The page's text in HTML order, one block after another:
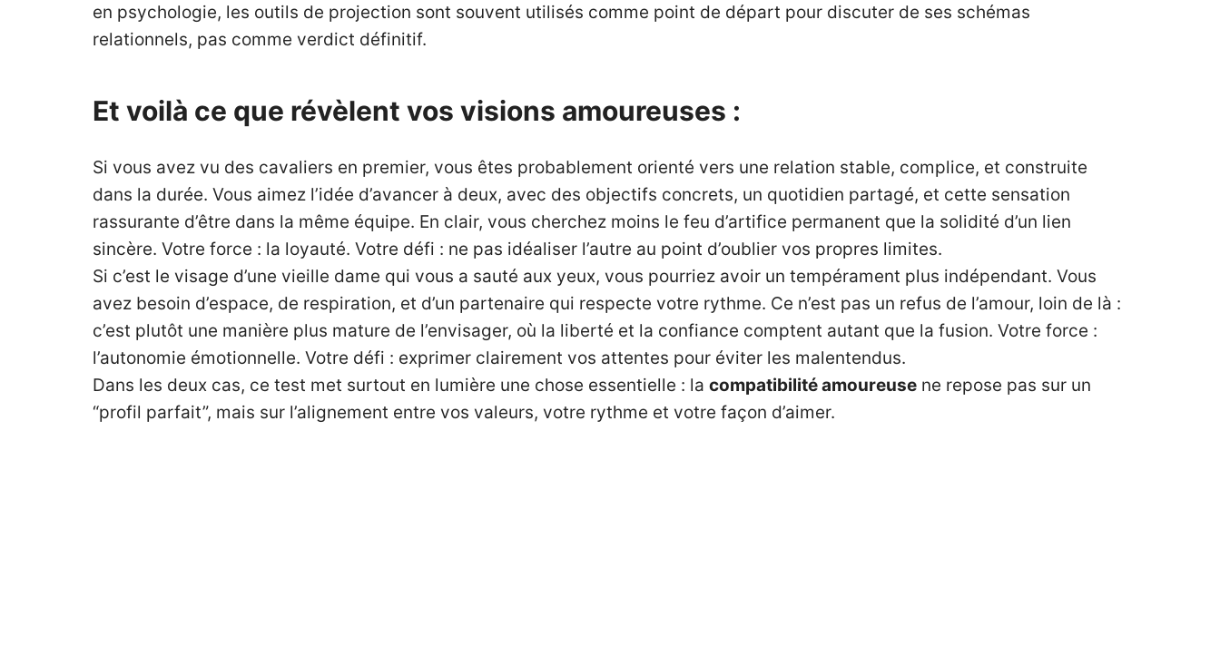
en psychologie, les outils de projection sont souvent utilisés comme point de départ pour discuter de ses schémas
relationnels, pas comme verdict définitif.
Et voilà ce que révèlent vos visions amoureuses :
Si vous avez vu des cavaliers en premier, vous êtes probablement orienté vers une relation stable, complice, et construite
dans la durée. Vous aimez l’idée d’avancer à deux, avec des objectifs concrets, un quotidien partagé, et cette sensation
rassurante d’être dans la même équipe. En clair, vous cherchez moins le feu d’artifice permanent que la solidité d’un lien
sincère. Votre force : la loyauté. Votre défi : ne pas idéaliser l’autre au point d’oublier vos propres limites.
Si c’est le visage d’une vieille dame qui vous a sauté aux yeux, vous pourriez avoir un tempérament plus indépendant. Vous
avez besoin d’espace, de respiration, et d’un partenaire qui respecte votre rythme. Ce n’est pas un refus de l’amour, loin de là :
c’est plutôt une manière plus mature de l’envisager, où la liberté et la confiance comptent autant que la fusion. Votre force :
l’autonomie émotionnelle. Votre défi : exprimer clairement vos attentes pour éviter les malentendus.
Dans les deux cas, ce test met surtout en lumière une chose essentielle : la compatibilité amoureuse ne repose pas sur un
“profil parfait”, mais sur l’alignement entre vos valeurs, votre rythme et votre façon d’aimer.